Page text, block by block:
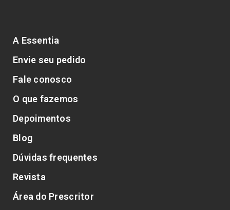
A Essentia
Envie seu pedido
Fale conosco
O que fazemos
Depoimentos
Blog
Dúvidas frequentes
Revista
Área do Prescritor